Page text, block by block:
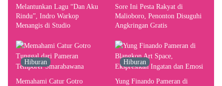
Melantunkan Lagu “Dan Aku
Rindu”, Indro Warkop
Menangis di Studio
Sore Ini Pesta Rakyat di
Malioboro, Penonton Disuguhi
Angkringan Gratis
Hiburan
Memahami Catur Gotro
Hiburan
Yung Finando Pameran di